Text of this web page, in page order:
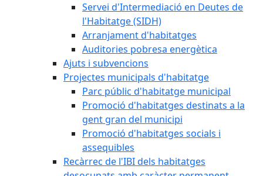
Servei d'Intermediació en Deutes de
l'Habitatge (SIDH)
Arranjament d'habitatges
Auditories pobresa energètica
Ajuts i subvencions
Projectes municipals d'habitatge
Parc públic d'habitatge municipal
Promoció d'habitatges destinats a la
gent gran del municipi
Promoció d'habitatges socials i
assequibles
Recàrrec de l'IBI dels habitatges